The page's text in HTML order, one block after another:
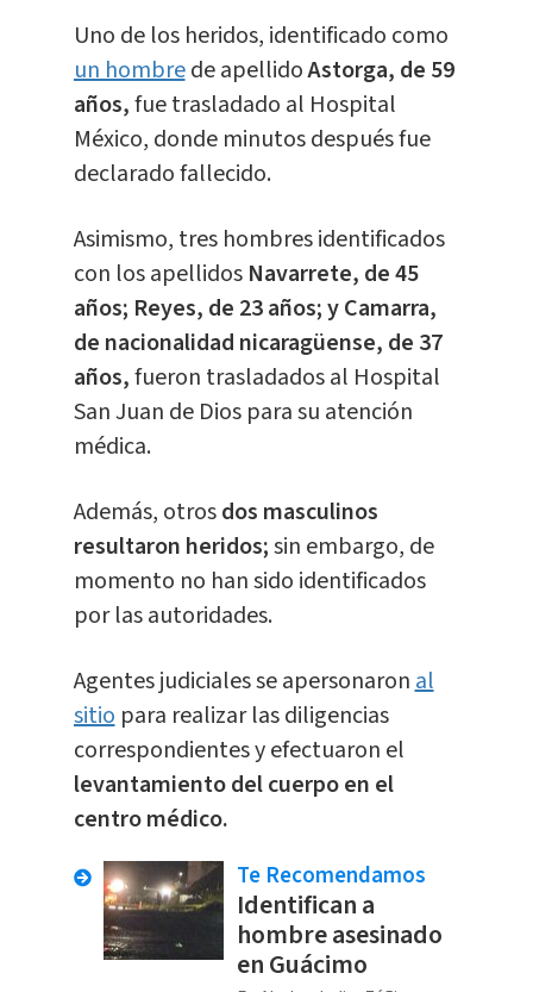
Uno de los heridos, identificado como
un hombrede apellidoAstorga, de 59
años,fue trasladado al Hospital
México, donde minutos después fue
declarado fallecido.
Asimismo, tres hombres identificados
con los apellidosNavarrete, de 45
años; Reyes, de 23 años; y Camarra,
de nacionalidad nicaragüense, de 37
años,fueron trasladados al Hospital
San Juan de Dios para su atención
médica.
Además, otrosdos masculinos
resultaron heridos;sin embargo, de
momento no han sido identificados
por las autoridades.
Agentes judiciales se apersonaronal
sitio para realizar las diligencias
correspondientes y efectuaron el
levantamiento del cuerpo en el
centro médico.
Te Recomendamos
Identifican a
hombre asesinado
en Guácimo